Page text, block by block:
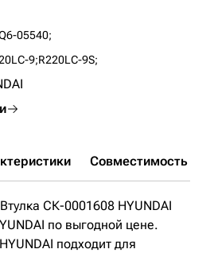
05540;
9;R220LC-9S;
Совместимость
СК-0001608 HYUNDAI
по выгодной цене.
подходит для